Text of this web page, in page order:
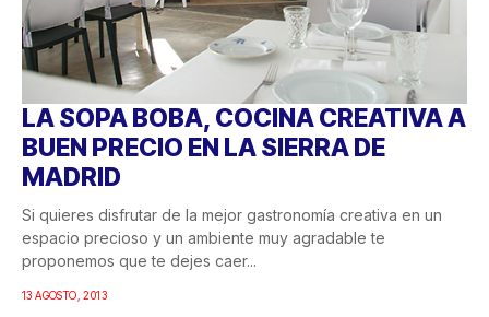
LA SOPA BOBA, COCINA CREATIVA A
BUEN PRECIO EN LA SIERRA DE
MADRID
Si quieres disfrutar de la mejor gastronomía creativa en un
espacio precioso y un ambiente muy agradable te
proponemos que te dejes caer...
13 AGOSTO, 2013